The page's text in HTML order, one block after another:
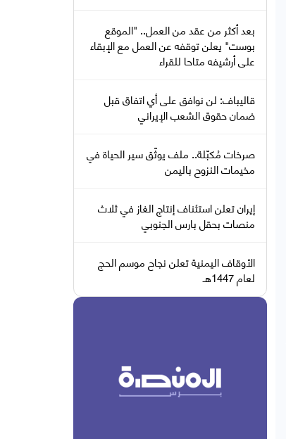
بعد أكثر من عقد من العمل.. "الموقع
بوست" يعلن توقفه عن العمل مع الإبقاء
على أرشيفه متاحا للقراء
قاليباف: لن نوافق على أي اتفاق قبل
ضمان حقوق الشعب الإيراني
صرخات مُكبّلة.. ملف يوثّق سير الحياة في
مخيمات النزوح باليمن
إيران تعلن استئناف إنتاج الغاز في ثلاث
منصات بحقل بارس الجنوبي
الأوقاف اليمنية تعلن نجاح موسم الحج
لعام 1447هـ